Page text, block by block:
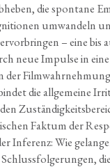
die spon­ta­ne
umwan­deln
– eine bis
neue Impul­se in
der
die all­ge­mei­ne
Fak­tum der
Infe­renz: Wie